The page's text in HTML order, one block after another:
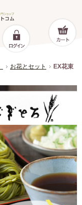
お花とセット
EX花束